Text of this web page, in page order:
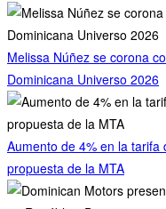
Melissa Núñez se corona
Dominicana Universo 2026
Aumento de 4% en la tarifa
propuesta de la MTA